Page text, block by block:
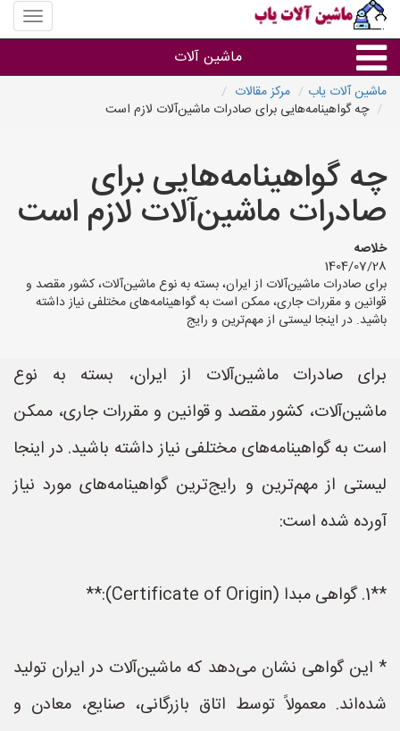
منوی
سایت
آلات
ماشین آلات
ماشین آلات
سایر گروه ها
ماشین آلات
ماشین آلات یاب
مرکز مقالات
چه گواهینامه‌هایی برای صادرات ماشین‌آلات لازم است
چه گواهینامه‌هایی برای
صادرات ماشین‌آلات لازم است
خلاصه
1404/07/28
برای صادرات ماشین‌آلات از ایران، بسته به نوع ماشین‌آلات، کشور مقصد و
قوانین و مقررات جاری، ممکن است به گواهینامه‌های مختلفی نیاز داشته
باشید. در اینجا لیستی از مهم‌ترین و رایج‌
برای صادرات ماشین‌آلات از ایران، بسته به نوع
ماشین‌آلات، کشور مقصد و قوانین و مقررات جاری، ممکن
است به گواهینامه‌های مختلفی نیاز داشته باشید. در اینجا
لیستی از مهم‌ترین و رایج‌ترین گواهینامه‌های مورد نیاز
آورده شده است:
**1. گواهی مبدا (Certificate of Origin):**
* این گواهی نشان می‌دهد که ماشین‌آلات در ایران تولید
شده‌اند. معمولاً توسط اتاق بازرگانی، صنایع، معادن و